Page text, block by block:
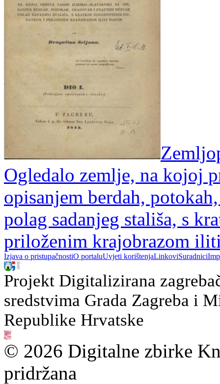
Ogledalo zemlje, na kojoj
opisanjem berdah,
polag sadanjeg stališa, s
priloženim krajobrazom
Izjava o pristupačnostiO portaluUvjeti korištenjaLinkoviSuradnici
Projekt Digitalizirana
sredstvima Grada Zagreba i
Republike Hrvatske
© 2026 Digitalne zbirke
pridržana